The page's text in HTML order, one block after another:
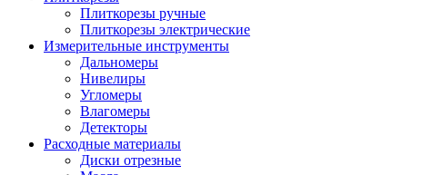
Плиткорезы ручные
Плиткорезы электрические
Измерительные инструменты
Дальномеры
Нивелиры
Угломеры
Влагомеры
Детекторы
Расходные материалы
Диски отрезные